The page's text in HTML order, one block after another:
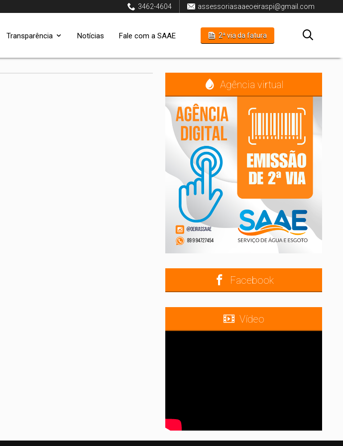
assessoriasaaeoeiraspi@gmail.com
3462-4604
2ª via da fatura
Fale com a SAAE
Notícias
Transparência
Agência virtual
Facebook
Vídeo